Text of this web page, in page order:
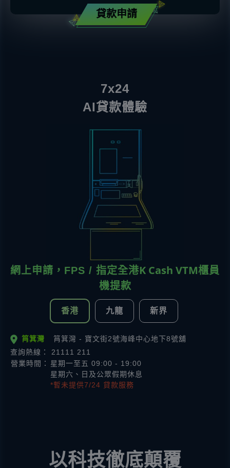
貸款申請
7x24
AI貸款體驗
網上申請，FPS / 指定全港K Cash VTM櫃員
機提款
香港 九龍 新界
筲箕灣
筲箕灣 - 寶文街2號海峰中心地下8號舖
查詢熱線： 21111 211
營業時間：
星期一至五 09:00 - 19:00
星期六、日及公眾假期休息
*暫未提供7/24 貸款服務
以科技徹底顛覆